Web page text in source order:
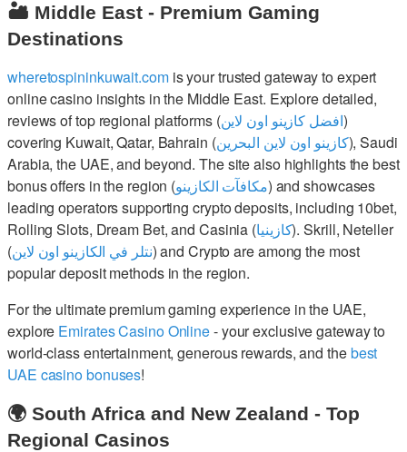
🏜️ Middle East - Premium Gaming
Destinations
wheretospininkuwait.comis your trusted gateway to expert
online casino insights in the Middle East. Explore detailed,
reviews of top regional platforms (افضل كازينو اون لاين)
covering Kuwait, Qatar, Bahrain (كازينو اون لاين البحرين), Saudi
Arabia, the UAE, and beyond. The site also highlights the best
bonus offers in the region (مكافآت الكازينو) and showcases
leading operators supporting crypto deposits, including 10bet,
Rolling Slots, Dream Bet, and Casinia (كازينيا). Skrill, Neteller
(نتلر في الكازينو اون لاين) and Crypto are among the most
popular deposit methods in the region.
For the ultimate premium gaming experience in the UAE,
explore Emirates Casino Online- your exclusive gateway to
world-class entertainment, generous rewards, and thebest
UAE casino bonuses!
🌍 South Africa and New Zealand - Top
Regional Casinos